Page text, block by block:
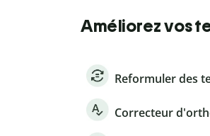
Améliorez vos
Reformuler des
Correcteur